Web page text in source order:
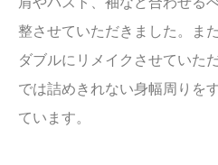
整させていただきました。ま
ダブルにリメイクさせていた
では詰めきれない身幅周りを
ています。